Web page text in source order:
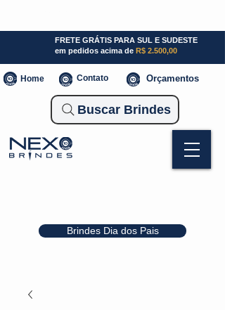
Brindes Dia dos Pais
FRETE GRÁTIS PARA SUL E SUDESTE
em pedidos acima de R$ 2.500,00
Home Contato Orçamentos
Buscar Brindes